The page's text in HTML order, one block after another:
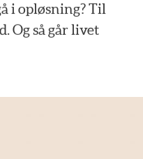
i opløsning?Til
Og så går livet